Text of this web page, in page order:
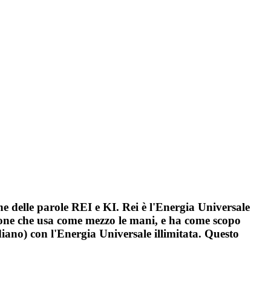
delle parole REI e KI. Rei è l'Energia Universale
usa come mezzo le mani, e ha come scopo
con l'Energia Universale illimitata. Questo